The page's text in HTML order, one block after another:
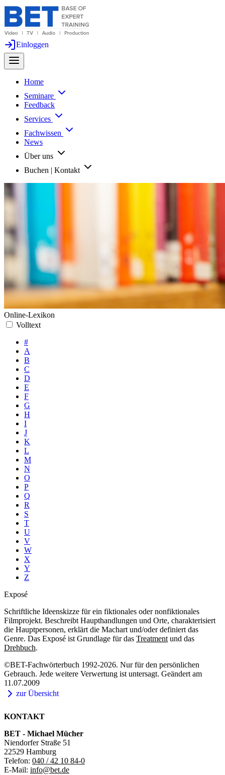
Einloggen
Home
Seminare
Feedback
Services
Fachwissen
News
Über uns
Buchen | Kontakt
Online-Lexikon
Volltext
#
A
B
C
D
E
F
G
H
I
J
K
L
M
N
O
P
Q
R
S
T
U
V
W
X
Y
Z
Exposé
Schriftliche Ideenskizze für ein fiktionales oder nonfiktionales
Filmprojekt. Beschreibt Haupthandlungen und Orte, charakterisiert
die Hauptpersonen, erklärt die Machart und/oder definiert das
Genre. Das Exposé ist Grundlage für das Treatment und das
Drehbuch.
©BET-Fachwörterbuch 1992-2026. Nur für den persönlichen
Gebrauch. Jede weitere Verwertung ist untersagt. Geändert am
11.07.2009
zur Übersicht
KONTAKT
BET - Michael Mücher
Niendorfer Straße 51
22529 Hamburg
Telefon: 040 / 42 10 84-0
E-Mail: info@bet.de